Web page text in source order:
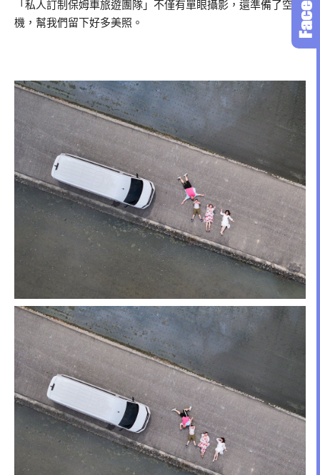
「私人訂制保姆車旅遊團隊」不僅有單眼攝影，還準備了空拍
機，幫我們留下好多美照。